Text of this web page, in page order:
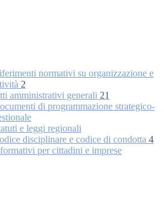
normativi su organizzazione e
2
amministrativi generali 21
di programmazione strategico-
e leggi regionali
disciplinare e codice di condotta 4
per cittadini e imprese